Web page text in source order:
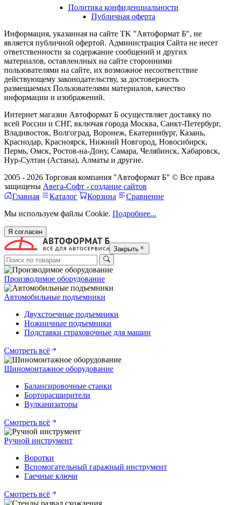
Политика конфиденциальности
Публичная оферта
Информация, указанная на сайте TK "Автоформат Б", не
является публичной офертой. Администрация Сайта не несет
ответственности за содержание сообщений и других
материалов, оставленлных на сайте сторонними
пользователями на сайте, их возможное несоответствие
действующему законодательству, за достоверность
размещаемых Пользователями материалов, качество
информации и изображений.
Интернет магазин Автоформат Б осуществляет доставку по
всей России и СНГ, включая города Москва, Санкт-Петербург,
Владивосток, Волгоград, Воронеж, Екатеринбург, Казань,
Краснодар, Красноярск, Нижний Новгород, Новосибирск,
Пермь, Омск, Ростов-на-Дону, Самара, Челябинск, Хабаровск,
Нур-Султан (Астана), Алматы и другие.
2005 - 2026 Торговая компания "Автоформат Б" © Все права
защищены Авега-Софт - создание сайтов
Главная
Каталог Корзина
Сравнение
Мы используем файлы Cookie. Подробнее...
Я согласен
Закрыть
Производимое оборудование
Автомобильные подъемники
Двухстоечные подъемники
Ножничные подъемники
Подставки страховочные для машин
Смотреть всё
Шиномонтажное оборудование
Балансировочные станки
Борторасширители
Вулканизаторы
Смотреть всё
Ручной инструмент
Воротки
Вспомогательный гаражный инструмент
Гаечные ключи
Смотреть всё